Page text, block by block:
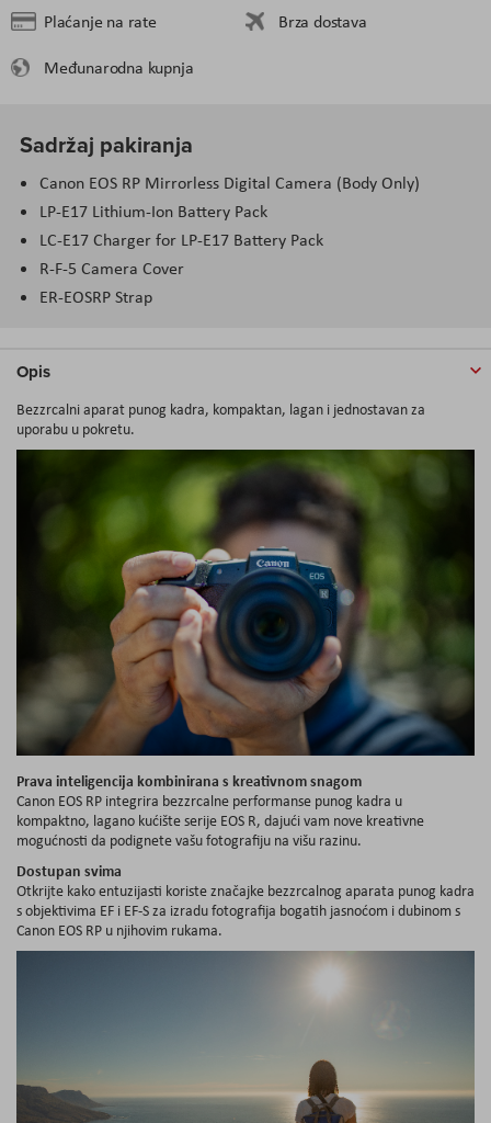
Plaćanje na rate
Brza dostava
Međunarodna kupnja
Sadržaj pakiranja
Canon EOS RP Mirrorless Digital Camera (Body Only)
LP-E17 Lithium-Ion Battery Pack
LC-E17 Charger for LP-E17 Battery Pack
R-F-5 Camera Cover
ER-EOSRP Strap
Opis
Bezzrcalni aparat punog kadra, kompaktan, lagan i jednostavan za
uporabu u pokretu.
Prava inteligencija kombinirana s kreativnom snagom
Canon EOS RP integrira bezzrcalne performanse punog kadra u
kompaktno, lagano kućište serije EOS R, dajući vam nove kreativne
mogućnosti da podignete vašu fotografiju na višu razinu.
Dostupan svima
Otkrijte kako entuzijasti koriste značajke bezzrcalnog aparata punog kadra
s objektivima EF i EF-S za izradu fotografija bogatih jasnoćom i dubinom s
Canon EOS RP u njihovim rukama.